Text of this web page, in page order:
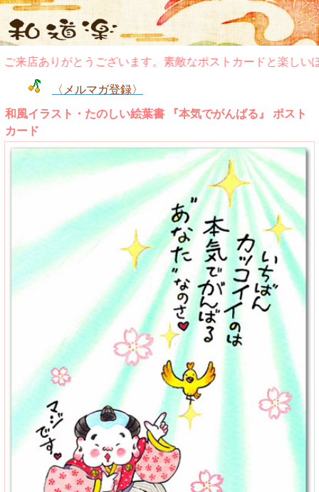
店ありがとうございます。素敵なポストカードと楽しいぽ
〈メルマガ登録〉
和風イラスト・たのしい絵葉書 『本気でがんばる』 ポスト
カード